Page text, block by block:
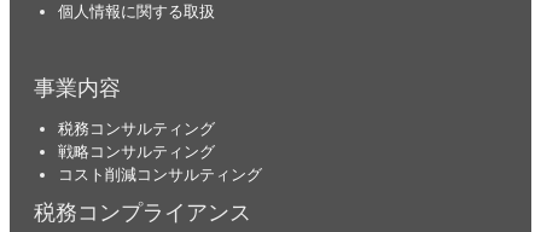
個人情報に関する取扱
事業内容
税務コンサルティング
戦略コンサルティング
コスト削減コンサルティング
税務コンプライアンス